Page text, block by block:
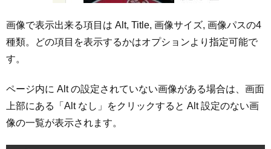
画像で表示出来る項目は Alt, Title, 画像サイズ, 画像パスの4
種類。どの項目を表示するかはオプションより指定可能で
す。
ページ内に Alt の設定されていない画像がある場合は、画面
上部にある「Alt なし」をクリックすると Alt 設定のない画
像の一覧が表示されます。